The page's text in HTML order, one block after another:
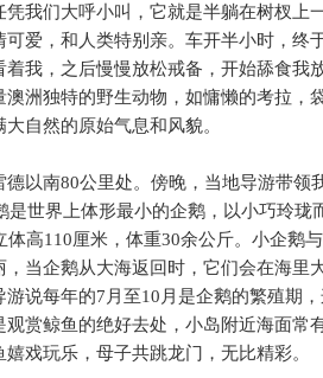
我们大呼小叫，它就是半躺在树杈上
爱，和人类特别亲。车开半小时，终
我，之后慢慢放松戒备，开始舔食我
洲独特的野生动物，如慵懒的考拉，
自然的原始气息和风貌。
德以南80公里处。傍晚，当地导游带领
是世界上体形最小的企鹅，以小巧玲珑
体高110厘米，体重30余公斤。小企鹅
当企鹅从大海返回时，它们会在海里
游说每年的7 月至10 月是企鹅的繁殖期
赏鲸鱼的绝好去处，小岛附近海面常
戏玩乐，母子共跳龙门，无比精彩。